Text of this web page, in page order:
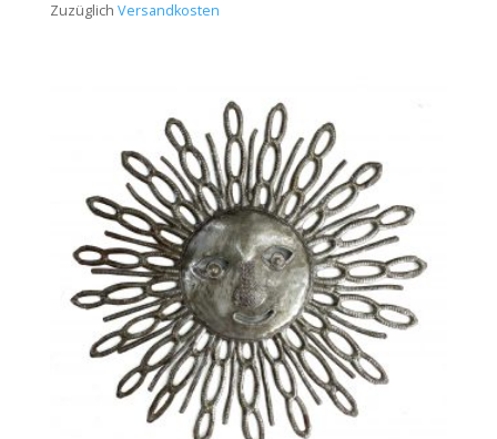
Zuzüglich Versandkosten